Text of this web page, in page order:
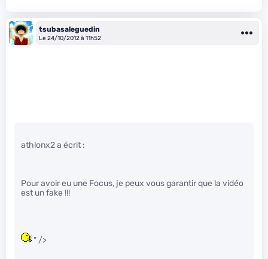
tsubasaleguedin
Le 24/10/2012 à 11h52
athlonx2 a écrit :
Pour avoir eu une Focus, je peux vous garantir que la vidéo
est un fake !!!
" />